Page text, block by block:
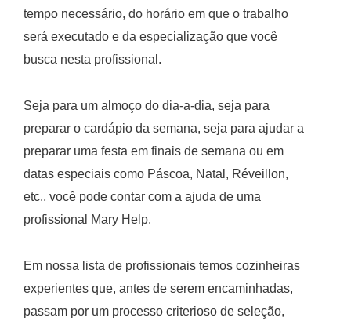
tempo necessário, do horário em que o trabalho
será executado e da especialização que você
busca nesta profissional.
Seja para um almoço do dia-a-dia, seja para
preparar o cardápio da semana, seja para ajudar a
preparar uma festa em finais de semana ou em
datas especiais como Páscoa, Natal, Réveillon,
etc., você pode contar com a ajuda de uma
profissional Mary Help.
Em nossa lista de profissionais temos cozinheiras
experientes que, antes de serem encaminhadas,
passam por um processo criterioso de seleção,